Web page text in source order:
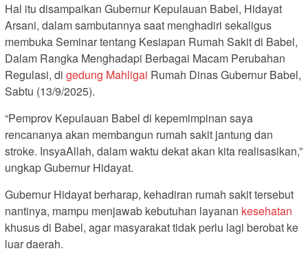
Hal itu disampaikan Gubernur Kepulauan Babel, Hidayat
Arsani, dalam sambutannya saat menghadiri sekaligus
membuka Seminar tentang Kesiapan Rumah Sakit di Babel,
Dalam Rangka Menghadapi Berbagai Macam Perubahan
Regulasi, di gedung Mahligai Rumah Dinas Gubernur Babel,
Sabtu (13/9/2025).
“Pemprov Kepulauan Babel di kepemimpinan saya
rencananya akan membangun rumah sakit jantung dan
stroke. InsyaAllah, dalam waktu dekat akan kita realisasikan,”
ungkap Gubernur Hidayat.
Gubernur Hidayat berharap, kehadiran rumah sakit tersebut
nantinya, mampu menjawab kebutuhan layanan kesehatan
khusus di Babel, agar masyarakat tidak perlu lagi berobat ke
luar daerah.